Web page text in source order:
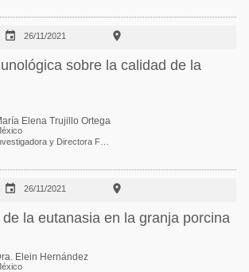
 26/11/2021 
sobre la calidad de la
Elena Trujillo Ortega
 26/11/2021 
la eutanasia en la granja porcina
Elein Hernández